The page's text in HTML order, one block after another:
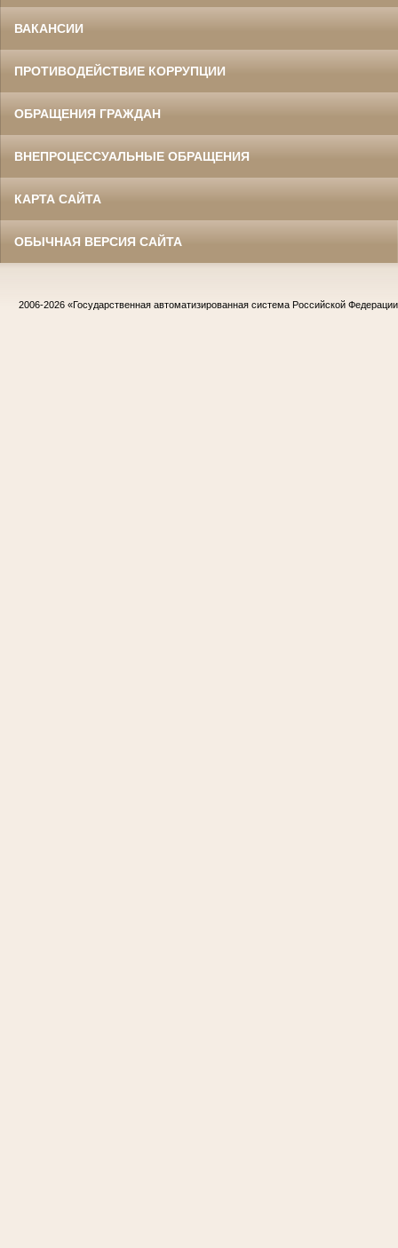
ВАКАНСИИ
ПРОТИВОДЕЙСТВИЕ КОРРУПЦИИ
ОБРАЩЕНИЯ ГРАЖДАН
ВНЕПРОЦЕССУАЛЬНЫЕ ОБРАЩЕНИЯ
КАРТА САЙТА
ОБЫЧНАЯ ВЕРСИЯ САЙТА
2006-2026 «Государственная автоматизированная система Российской